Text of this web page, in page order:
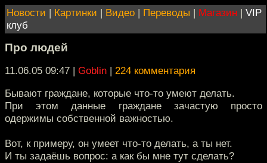
Новости | Картинки | Видео | Переводы | Магазин | VIP
клуб
Про людей
11.06.05 09:47 | Goblin | 224 комментария
Бывают граждане, которые что-то умеют делать.
При этом данные граждане зачастую просто
одержимы собственной важностью.
Вот, к примеру, он умеет что-то делать, а ты нет.
И ты задаёшь вопрос: а как бы мне тут сделать?